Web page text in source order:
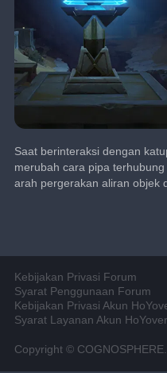
Saat berinteraksi dengan
merubah cara pipa
arah pergerakan aliran objek
Kebijakan Privasi Forum
Syarat Penggunaan Forum
Kebijakan Privasi Akun
Syarat Layanan Akun
Copyright ©